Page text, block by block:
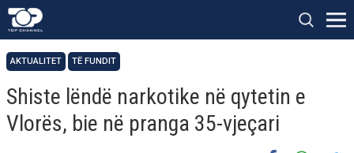
AKTUALITET TË FUNDIT
Shiste lëndë narkotike në qytetin e
Vlorës, bie në pranga 35-vjeçari